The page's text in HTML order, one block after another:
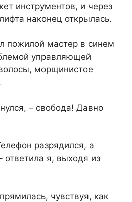
инструментов, и через
наконец открылась.
пожилой мастер в синем
управляющей
морщинистое
– свобода! Давно
разрядился, а
ответила я, выходя из
чувствуя, как